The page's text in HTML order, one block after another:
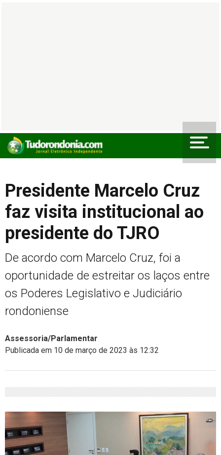
Presidente Marcelo Cruz
faz visita institucional ao
presidente do TJRO
De acordo com Marcelo Cruz, foi a
oportunidade de estreitar os laços entre
os Poderes Legislativo e Judiciário
rondoniense
Assessoria/Parlamentar
Publicada em 10 de março de 2023 às 12:32